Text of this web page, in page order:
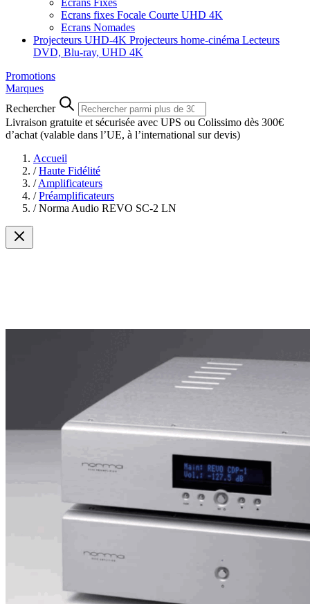
Ecrans Fixes
Ecrans fixes Focale Courte UHD 4K
Ecrans Nomades
Projecteurs UHD-4K Projecteurs home-cinéma Lecteurs
DVD, Blu-ray, UHD 4K
Promotions
Marques
Rechercher
Livraison gratuite et sécurisée avec UPS ou Colissimo dès 300€
d’achat (valable dans l’UE, à l’international sur devis)
Accueil
/ Haute Fidélité
/ Amplificateurs
/ Préamplificateurs
/ Norma Audio REVO SC-2 LN